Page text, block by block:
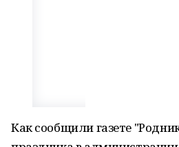
Как сообщили газете